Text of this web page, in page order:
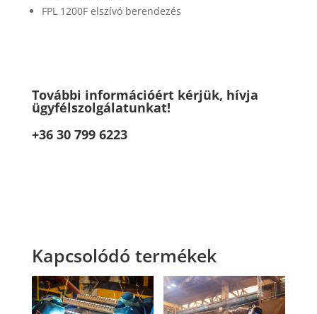
FPL 1200F elszívó berendezés
További információért kérjük, hívja
ügyfélszolgálatunkat!
+36 30 799 6223
Kapcsolódó termékek